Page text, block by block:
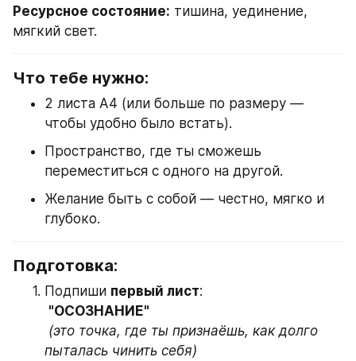
Ресурсное состояние: тишина, уединение,
мягкий свет.
Что тебе нужно:
2 листа А4 (или больше по размеру —
чтобы удобно было встать).
Пространство, где ты сможешь
переместиться с одного на другой.
Желание быть с собой — честно, мягко и
глубоко.
Подготовка:
Подпиши первый лист:
"ОСОЗНАНИЕ"
(это точка, где ты признаёшь, как долго
пыталась чинить себя)